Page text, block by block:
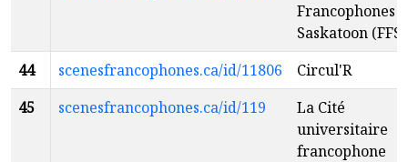
Francophones
Saskatoon (FFS)
44
scenesfrancophones.ca/id/11806
Circul'R
45
scenesfrancophones.ca/id/119
La Cité
universitaire
francophone